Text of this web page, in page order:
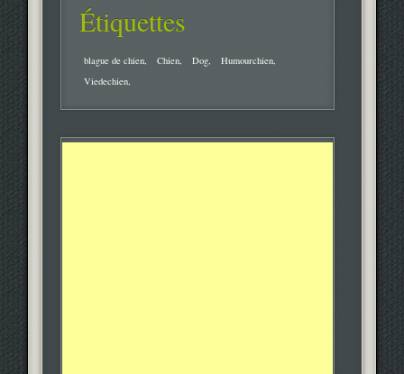
Étiquettes
blague de chien Chien Dog
Humourchien
Viedechien